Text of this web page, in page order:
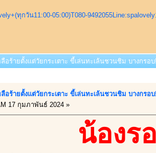
ทุกวัน11:00-05:00)T080-
อร้ายตั้งแต่วัยกระเตาะ ขี้เล่นทะเล้นชวนชิม บางกรอ
อร้ายตั้งแต่วัยกระเตาะ ขี้เล่นทะเล้นชวนชิม บางกรอ
17 กุมภาพันธ์ 2024 »
น้องร